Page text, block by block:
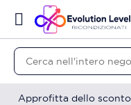
Approfitta dello